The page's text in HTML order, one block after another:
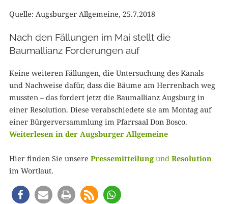
Quelle: Augsburger Allgemeine, 25.7.2018
Nach den Fällungen im Mai stellt die
Baumallianz Forderungen auf
Keine weiteren Fällungen, die Untersuchung des Kanals
und Nachweise dafür, dass die Bäume am Herrenbach weg
mussten – das fordert jetzt die Baumallianz Augsburg in
einer Resolution. Diese verabschiedete sie am Montag auf
einer Bürgerversammlung im Pfarrsaal Don Bosco.
Weiterlesen in der Augsburger Allgemeine
Hier finden Sie unsere Pressemitteilungund Resolution
im Wortlaut.